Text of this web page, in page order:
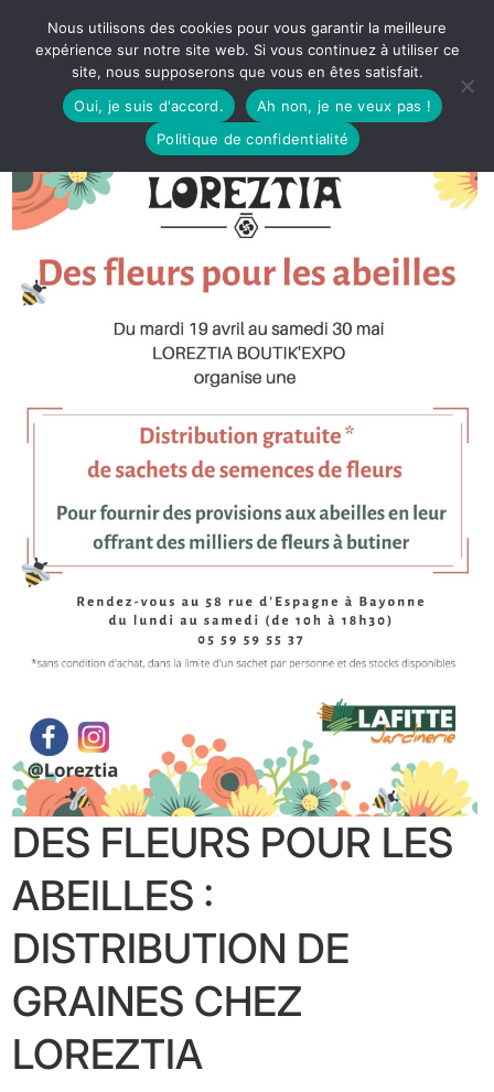
DES FLEURS POUR LES
ABEILLES :
DISTRIBUTION DE
GRAINES CHEZ
LOREZTIA
Nous utilisons des cookies pour vous garantir la meilleure
expérience sur notre site web. Si vous continuez à utiliser ce
site, nous supposerons que vous en êtes satisfait.
Oui, je suis d'accord.
Ah non, je ne veux pas !
Politique de confidentialité